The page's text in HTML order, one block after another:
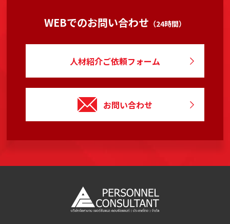
WEBでのお問い合わせ （24時間）
人材紹介ご依頼フォーム
お問い合わせ